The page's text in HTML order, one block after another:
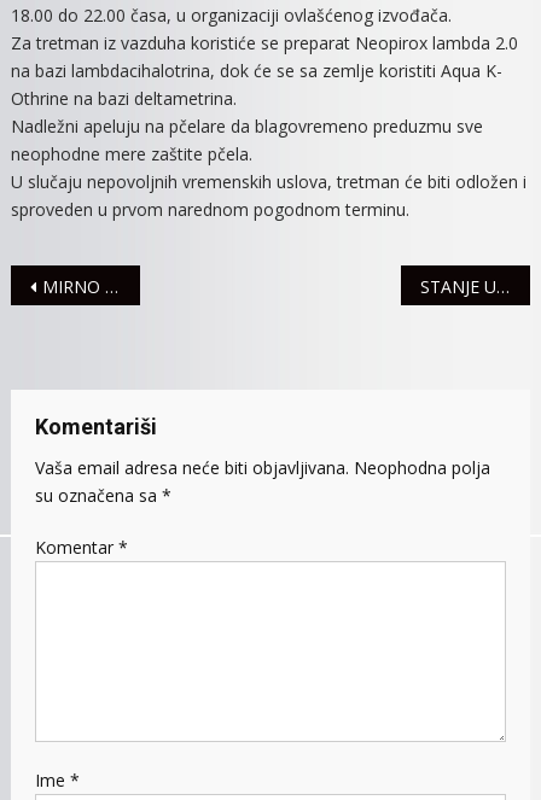
18.00 do 22.00 časa, u organizaciji ovlašćenog izvođača.
Za tretman iz vazduha koristiće se preparat Neopirox lambda 2.0
na bazi lambdacihalotrina, dok će se sa zemlje koristiti Aqua K-
Othrine na bazi deltametrina.
Nadležni apeluju na pčelare da blagovremeno preduzmu sve
neophodne mere zaštite pčela.
U slučaju nepovoljnih vremenskih uslova, tretman će biti odložen i
sproveden u prvom narednom pogodnom terminu.
Navigacija
MIRNO STANJE NA PUTEVIMA SREMA STANJE U SAOBRAĆAJU
Komentariši
Vaša email adresa neće biti objavljivana. Neophodna polja
su označena sa *
Komentar *
Ime *